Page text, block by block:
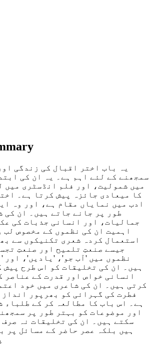
یہ باب اختر اقبال کی زندگی
سمجھنے کے لئے اہم ہے۔ یہ ان کی
میں شمولیت، اور فلم انڈسٹری میں
کا میعادی جائزہ پیش کرتا ہے۔
ادب میں نمایاں مقام ہے، اور وہ
طور پر جانے جاتے ہیں۔ ان کی
جمالیات، اور انسانی جذبات کی
اہمیت ان کی نظموں کے مخصوص لب
استعمال کردہ شعری تکنیکوں سے
جیسے صنعتِ تلمیح اور صنعتِ
نظموں میں 'آب جو'، 'یادیں'، اور
ہیں۔ ان کی تخلیقات کو اس طرح پیش
انسانی خواص اور قدرت کے عناصر
کرتی ہیں۔ ان کی شاعری میں خود
فطرت کی گہرائی کو بھرپور انداز
ہے۔ اس باب کا مطالعہ کر کے طلباء
اور موضوعات کو بہتر طور پر
سکتے ہیں۔ ان کی تخلیقات نہ
ہیں بلکہ عصر حاضر کے مسائل پر